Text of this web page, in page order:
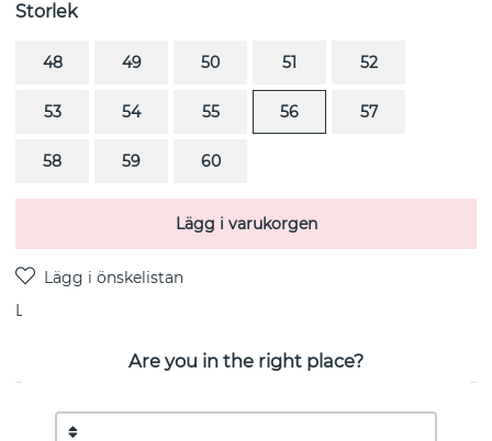
Storlek
48 49 50 51 52
53 54 55 56 57
58 59 60
Lägg i varukorgen
Leverans:
PRODUKTBESKRIVNING
Are you in the right place?